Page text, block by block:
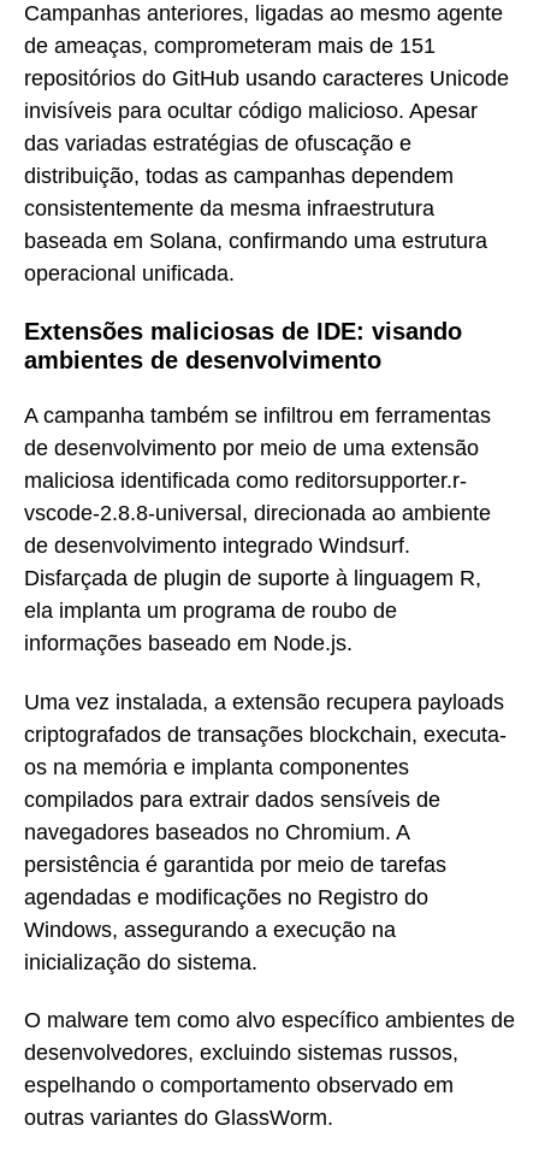
Campanhas anteriores, ligadas ao mesmo agente
de ameaças, comprometeram mais de 151
repositórios do GitHub usando caracteres Unicode
invisíveis para ocultar código malicioso. Apesar
das variadas estratégias de ofuscação e
distribuição, todas as campanhas dependem
consistentemente da mesma infraestrutura
baseada em Solana, confirmando uma estrutura
operacional unificada.
Extensões maliciosas de IDE: visando
ambientes de desenvolvimento
A campanha também se infiltrou em ferramentas
de desenvolvimento por meio de uma extensão
maliciosa identificada como reditorsupporter.r-
vscode-2.8.8-universal, direcionada ao ambiente
de desenvolvimento integrado Windsurf.
Disfarçada de plugin de suporte à linguagem R,
ela implanta um programa de roubo de
informações baseado em Node.js.
Uma vez instalada, a extensão recupera payloads
criptografados de transações blockchain, executa-
os na memória e implanta componentes
compilados para extrair dados sensíveis de
navegadores baseados no Chromium. A
persistência é garantida por meio de tarefas
agendadas e modificações no Registro do
Windows, assegurando a execução na
inicialização do sistema.
O malware tem como alvo específico ambientes de
desenvolvedores, excluindo sistemas russos,
espelhando o comportamento observado em
outras variantes do GlassWorm.